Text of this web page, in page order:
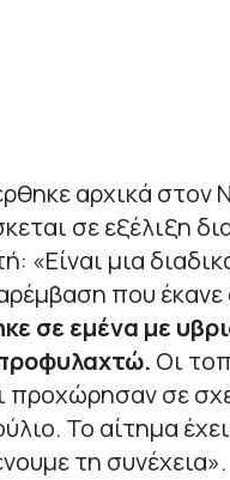
αρχικά στον
σε εξέλιξη
«Είναι μια
που
σε εμένα με
Οι
σε
Το αίτημα
τη συνέχεια».